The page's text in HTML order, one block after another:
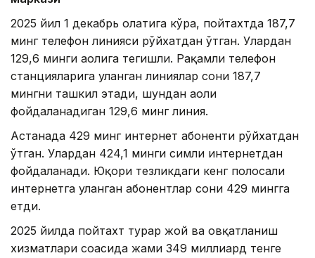
2025 йил 1 декабрь ҳолатига кўра, пойтахтда 187,7
минг телефон линияси рўйхатдан ўтган. Улардан
129,6 минги аҳолига тегишли. Рақамли телефон
станцияларига уланган линиялар сони 187,7
мингни ташкил этади, шундан аҳоли
фойдаланадиган 129,6 минг линия.
Астанада 429 минг интернет абоненти рўйхатдан
ўтган. Улардан 424,1 минги симли интернетдан
фойдаланади. Юқори тезликдаги кенг полосали
интернетга уланган абонентлар сони 429 мингга
етди.
2025 йилда пойтахт турар жой ва овқатланиш
хизматлари соҳасида жами 349 миллиард тенге